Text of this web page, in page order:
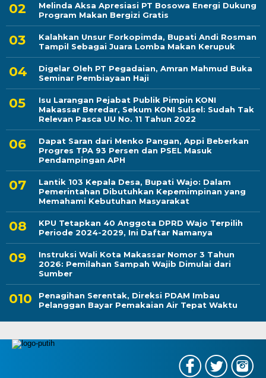
Melinda Aksa Apresiasi PT Bosowa Energi Dukung
Program Makan Bergizi Gratis
Kalahkan Unsur Forkopimda, Bupati Andi Rosman
Tampil Sebagai Juara Lomba Makan Kerupuk
Digelar Oleh PT Pegadaian, Amran Mahmud Buka
Seminar Pembiayaan Haji
Isu Larangan Pejabat Publik Pimpin KONI
Makassar Beredar, Sekum KONI Sulsel: Sudah Tak
Relevan Pasca UU No. 11 Tahun 2022
Dapat Saran dari Menko Pangan, Appi Beberkan
Progres TPA 93 Persen dan PSEL Masuk
Pendampingan APH
Lantik 103 Kepala Desa, Bupati Wajo: Dalam
Pemerintahan Dibutuhkan Kepemimpinan yang
Memahami Kebutuhan Masyarakat
KPU Tetapkan 40 Anggota DPRD Wajo Terpilih
Periode 2024-2029, Ini Daftar Namanya
Instruksi Wali Kota Makassar Nomor 3 Tahun
2026: Pemilahan Sampah Wajib Dimulai dari
Sumber
Penagihan Serentak, Direksi PDAM Imbau
Pelanggan Bayar Pemakaian Air Tepat Waktu